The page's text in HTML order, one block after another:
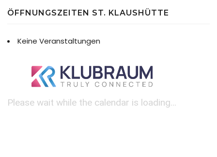
ÖFFNUNGSZEITEN ST. KLAUSHÜTTE
Keine Veranstaltungen